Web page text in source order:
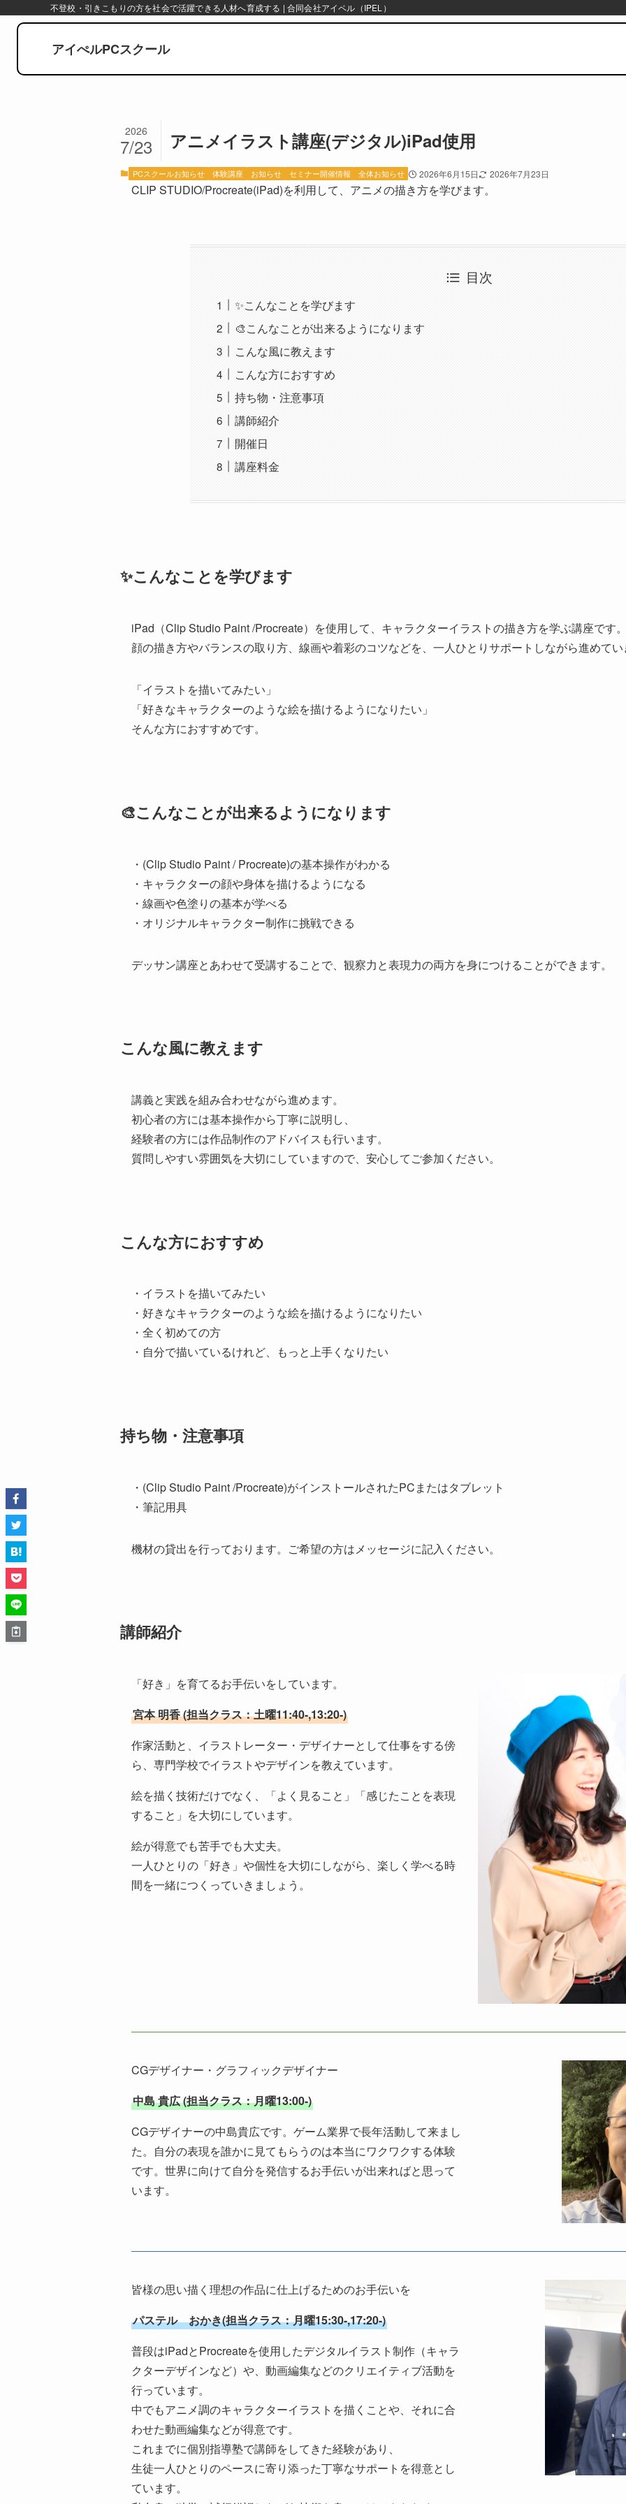
不登校・引きこもりの方を社会で活躍できる人材へ育成する | 合同会社アイペル（IPEL）
アイぺルPCスクール
アニメイラスト講座(デジタル)iPad使用
2026
7/23
PCスクールお知らせ 体験講座 お知らせ セミナー開催情報 全体お知らせ 2026年6月15日 2026年7月23日
CLIP STUDIO/Procreate(iPad)を利用して、アニメの描き方を学びます。
目次
✨こんなことを学びます
🎨こんなことが出来るようになります
こんな風に教えます
こんな方におすすめ
持ち物・注意事項
講師紹介
開催日
講座料金
✨こんなことを学びます
iPad（Clip Studio Paint /Procreate）を使用して、キャラクターイラストの描き方を学ぶ講座です。
顔の描き方やバランスの取り方、線画や着彩のコツなどを、一人ひとりサポートしながら進めてい
「イラストを描いてみたい」
「好きなキャラクターのような絵を描けるようになりたい」
そんな方におすすめです。
🎨こんなことが出来るようになります
・(Clip Studio Paint / Procreate)の基本操作がわかる
・キャラクターの顔や身体を描けるようになる
・線画や色塗りの基本が学べる
・オリジナルキャラクター制作に挑戦できる
デッサン講座とあわせて受講することで、観察力と表現力の両方を身につけることができます。
こんな風に教えます
講義と実践を組み合わせながら進めます。
初心者の方には基本操作から丁寧に説明し、
経験者の方には作品制作のアドバイスも行います。
質問しやすい雰囲気を大切にしていますので、安心してご参加ください。
こんな方におすすめ
・イラストを描いてみたい
・好きなキャラクターのような絵を描けるようになりたい
・全く初めての方
・自分で描いているけれど、もっと上手くなりたい
持ち物・注意事項
・(Clip Studio Paint /Procreate)がインストールされたPCまたはタブレット
・筆記用具
機材の貸出を行っております。ご希望の方はメッセージに記入ください。
講師紹介
「好き」を育てるお手伝いをしています。
宮本 明香 (担当クラス：土曜11:40-,13:20-)
作家活動と、イラストレーター・デザイナーとして仕事をする傍
ら、専門学校でイラストやデザインを教えています。
絵を描く技術だけでなく、「よく見ること」「感じたことを表現
すること」を大切にしています。
絵が得意でも苦手でも大丈夫。
一人ひとりの「好き」や個性を大切にしながら、楽しく学べる時
間を一緒につくっていきましょう。
CGデザイナー・グラフィックデザイナー
中島 貴広 (担当クラス：月曜13:00-)
CGデザイナーの中島貴広です。ゲーム業界で長年活動して来まし
た。自分の表現を誰かに見てもらうのは本当にワクワクする体験
です。世界に向けて自分を発信するお手伝いが出来ればと思って
います。
皆様の思い描く理想の作品に仕上げるためのお手伝いを
パステル おかき(担当クラス：月曜15:30-,17:20-)
普段はiPadとProcreateを使用したデジタルイラスト制作（キャラ
クターデザインなど）や、動画編集などのクリエイティブ活動を
行っています。
中でもアニメ調のキャラクターイラストを描くことや、それに合
わせた動画編集などが得意です。
これまでに個別指導塾で講師をしてきた経験があり、
生徒一人ひとりのペースに寄り添った丁寧なサポートを得意とし
ています。